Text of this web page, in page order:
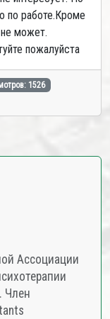
по работе.Кроме
может.
пожалуйста
1526
Ассоциации
Член